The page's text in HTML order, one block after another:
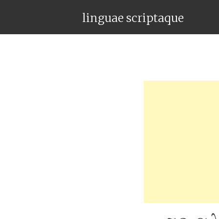
linguae scriptaque